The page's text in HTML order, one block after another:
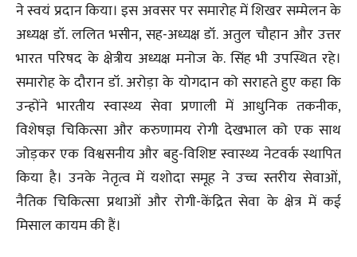
ने स्वयं प्रदान किया। इस अवसर पर समारोह में शिखर सम्मेलन के
अध्यक्ष डॉ. ललित भसीन, सह-अध्यक्ष डॉ. अतुल चौहान और उत्तर
भारत परिषद के क्षेत्रीय अध्यक्ष मनोज के. सिंह भी उपस्थित रहे।
समारोह के दौरान डॉ. अरोड़ा के योगदान को सराहते हुए कहा कि
उन्होंने भारतीय स्वास्थ्य सेवा प्रणाली में आधुनिक तकनीक,
विशेषज्ञ चिकित्सा और करुणामय रोगी देखभाल को एक साथ
जोड़कर एक विश्वसनीय और बहु-विशिष्ट स्वास्थ्य नेटवर्क स्थापित
किया है। उनके नेतृत्व में यशोदा समूह ने उच्च स्तरीय सेवाओं,
नैतिक चिकित्सा प्रथाओं और रोगी-केंद्रित सेवा के क्षेत्र में कई
मिसाल कायम की हैं।